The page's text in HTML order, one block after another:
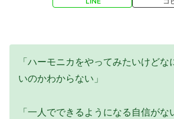
「ハーモニカをやってみたいけどな
いのかわからない」
「一人でできるようになる自信がな